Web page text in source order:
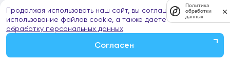
В связи с участившимися случаями предложений частных услуг от
имени компании Донстрой (проведения ремонтов, продажи
отделочных материалов и т.п.), обращаем внимание на то, что
компания Донстрой не оказывает таких услуг, не имеет
представительств такого профиля и не обращается к частным
Продолжая использовать наш сайт, вы соглашаетесь на
использование файлов cookie, а также даете согласие на
обработку персональных данных.
Согласен
Политика
обработки
данных